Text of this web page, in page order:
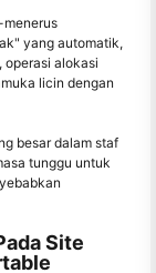
menerus
yang automatik,
operasi alokasi
licin dengan
besar dalam staf
tunggu untuk
Site